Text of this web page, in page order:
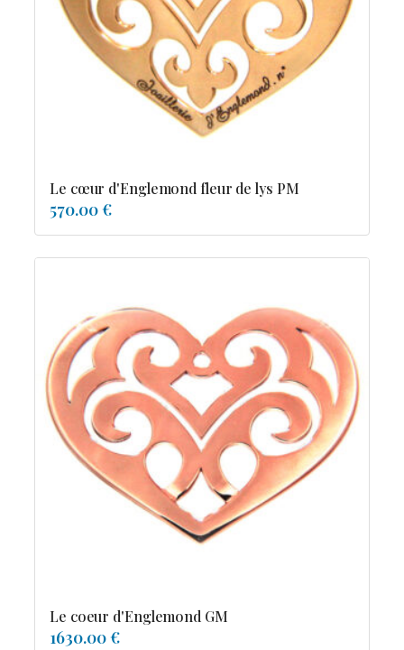
Resile
Reve-asie
Reve-de-pagode
Suspension et frissons
Diamants
Emeraude
Pierres de couleur
Saphir
rubis
saphir de couleur
tanzanite
tourmaline
Le cœur d'Englemond fleur de lys PM
570.00 €
Le coeur d'Englemond GM
1630.00 €